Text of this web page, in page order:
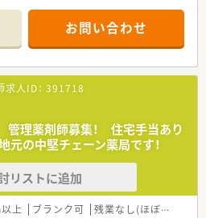
宅手当あり！栃木県内を中心に展開して
。
としての役割を明確に果たしていきた
。
、今後も店舗拡大計画があります。
宅手当等福利厚生が充実しており、社員
す。
として地域活動やイベント開催に力を
的にしており、社内の風通しもよく働き
剤師さん向けに準社員制度もあります
お問い合わせ
求人ID： 391718
理薬剤師募集！ 住宅手当あり
の中堅チェーン薬局です！
リストに追加
上 ブランク可 残業なし(ほぼなし含む)